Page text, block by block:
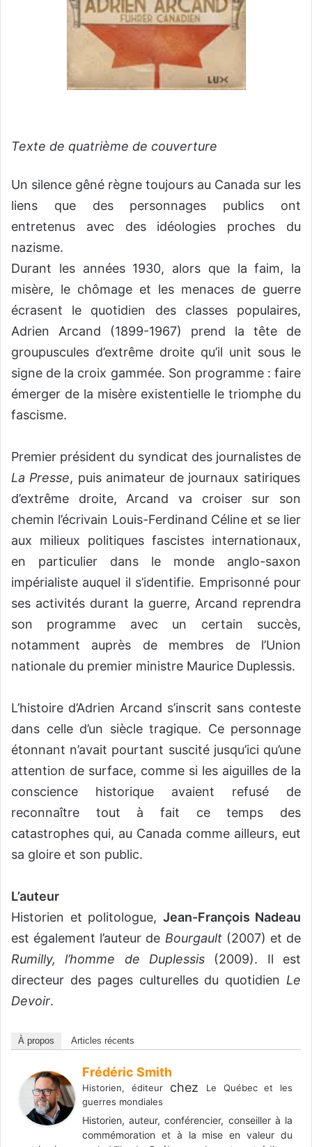
Texte de quatrième de couverture
Un silence gêné règne toujours au Canada sur les
liens que des personnages publics ont
entretenus avec des idéologies proches du
nazisme.
Durant les années 1930, alors que la faim, la
misère, le chômage et les menaces de guerre
écrasent le quotidien des classes populaires,
Adrien Arcand (1899-1967) prend la tête de
groupuscules d’extrême droite qu’il unit sous le
signe de la croix gammée. Son programme : faire
émerger de la misère existentielle le triomphe du
fascisme.
Premier président du syndicat des journalistes de
La Presse, puis animateur de journaux satiriques
d’extrême droite, Arcand va croiser sur son
chemin l’écrivain Louis-Ferdinand Céline et se lier
aux milieux politiques fascistes internationaux,
en particulier dans le monde anglo-saxon
impérialiste auquel il s’identifie. Emprisonné pour
ses activités durant la guerre, Arcand reprendra
son programme avec un certain succès,
notamment auprès de membres de l’Union
nationale du premier ministre Maurice Duplessis.
L’histoire d’Adrien Arcand s’inscrit sans conteste
dans celle d’un siècle tragique. Ce personnage
étonnant n’avait pourtant suscité jusqu’ici qu’une
attention de surface, comme si les aiguilles de la
conscience historique avaient refusé de
reconnaître tout à fait ce temps des
catastrophes qui, au Canada comme ailleurs, eut
sa gloire et son public.
L’auteur
Historien et politologue, Jean-François Nadeau
est également l’auteur de Bourgault(2007) et de
Rumilly, l’homme de Duplessis (2009). Il est
directeur des pages culturelles du quotidien Le
Devoir.
À propos Articles récents
Frédéric Smith
Historien, éditeurchez
Le Québec et les
guerres mondiales
Historien, auteur, conférencier, conseiller à la
commémoration et à la mise en valeur du